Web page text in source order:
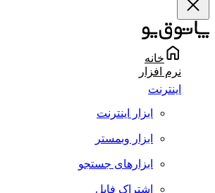
خانه
نرم افزار
اینترنت
ابزار اینترنت
ابزار وبمستر
ابزارهای جستجو
اشتراک فایل